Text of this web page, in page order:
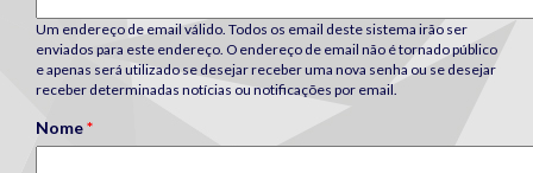
Um endereço de email válido. Todos os email deste sistema irão ser
enviados para este endereço. O endereço de email não é tornado público
e apenas será utilizado se desejar receber uma nova senha ou se desejar
receber determinadas notícias ou notificações por email.
Nome*